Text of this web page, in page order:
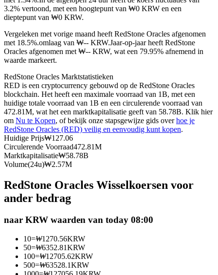
USDC-futures
Futures met USDC als onderpand
Kopiëren Handel
Sluit je aan bij top traders
Word een Copy Trader
Geniet van winstdeling en copy trading commissies
3.2% vertoond, met een hoogtepunt van ₩0 KRW en een
dieptepunt van ₩0 KRW.
Vergeleken met vorige maand heeft RedStone Oracles afgenomen
met 18.5%.omlaag van ₩-- KRW.Jaar-op-jaar heeft RedStone
Oracles afgenomen met ₩-- KRW, wat een 79.95% afnemend in
waarde markeert.
RedStone Oracles Marktstatistieken
RED is een cryptocurrency gebouwd op de RedStone Oracles
blockchain. Het heeft een maximale voorraad van 1B, met een
huidige totale voorraad van 1B en een circulerende voorraad van
472.81M, wat het een marktkapitalisatie geeft van 58.78B. Klik hier
om Nu te Kopen, of bekijk onze stapsgewijze gids overhoe je
RedStone Oracles (RED) veilig en eenvoudig kunt kopen.
Huidige Prijs₩127.06
Circulerende Voorraad472.81M
Marktkapitalisatie₩58.78B
Volume(24u)₩2.57M
RedStone Oracles Wisselkoersen voor
ander bedrag
naar KRW waarden van today 08:00
10=₩1270.56KRW
50=₩6352.81KRW
100=₩12705.62KRW
500=₩63528.1KRW